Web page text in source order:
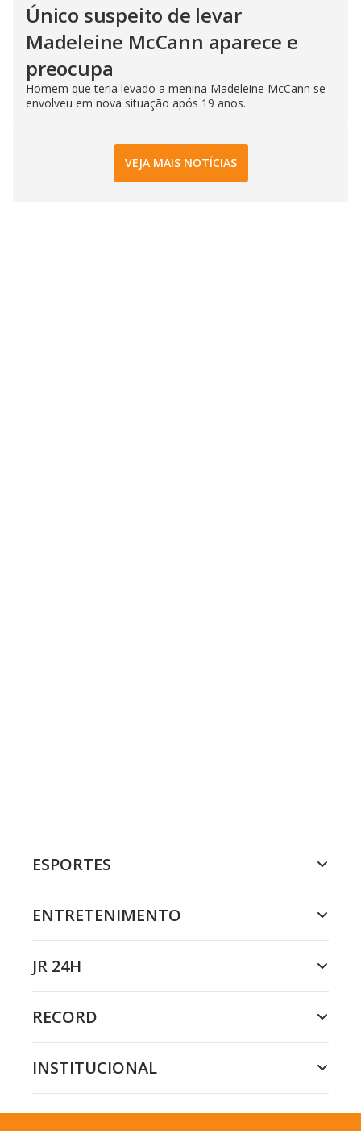
Único suspeito de levar
Madeleine McCann aparece e
preocupa
Homem que teria levado a menina Madeleine McCann se
envolveu em nova situação após 19 anos.
VEJA MAIS NOTÍCIAS
ESPORTES
ENTRETENIMENTO
JR 24H
RECORD
INSTITUCIONAL